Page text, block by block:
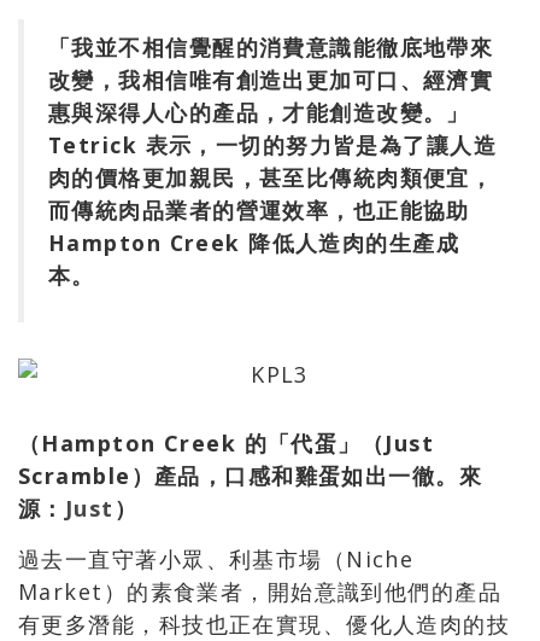
「我並不相信覺醒的消費意識能徹底地帶來
改變，我相信唯有創造出更加可口、經濟實
惠與深得人心的產品，才能創造改變。」
Tetrick 表示，一切的努力皆是為了讓人造
肉的價格更加親民，甚至比傳統肉類便宜，
而傳統肉品業者的營運效率，也正能協助
Hampton Creek 降低人造肉的生產成
本。
（Hampton Creek 的「代蛋」（Just
Scramble）產品，口感和雞蛋如出一徹。來
源： Just ）
過去一直守著小眾、利基市場（Niche
Market）的素食業者，開始意識到他們的產品
有更多潛能，科技也正在實現、優化人造肉的技